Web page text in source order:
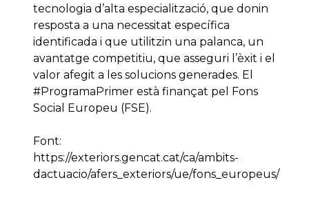
tecnologia d’alta especialització, que donin
resposta a una necessitat específica
identificada i que utilitzin una palanca, un
avantatge competitiu, que asseguri l’èxit i el
valor afegit a les solucions generades. El
#ProgramaPrimer està finançat pel Fons
Social Europeu (FSE).
Font:
https://exteriors.gencat.cat/ca/ambits-
dactuacio/afers_exteriors/ue/fons_europeus/